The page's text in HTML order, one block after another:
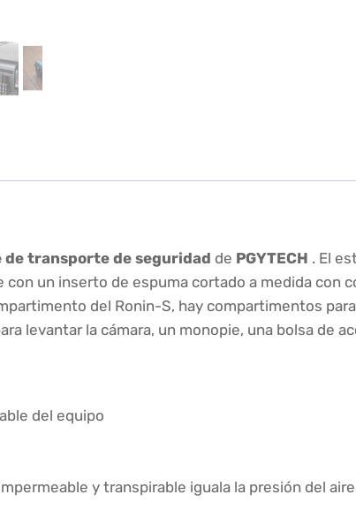
de transporte de seguridad de PGYTECH . El
un inserto de espuma cortado a medida con
del Ronin-S, hay compartimentos
levantar la cámara, un monopie, una bolsa de
del equipo
y transpirable iguala la presión del aire